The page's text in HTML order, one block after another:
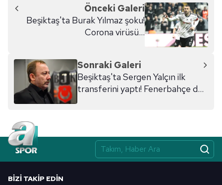
Önceki Galeri
Beşiktaş'ta Burak Yılmaz şoku!
Corona virüsü...
Sonraki Galeri
Beşiktaş'ta Sergen Yalçın ilk
transferini yaptı! Fenerbahçe de
BIZI TAKIP EDIN